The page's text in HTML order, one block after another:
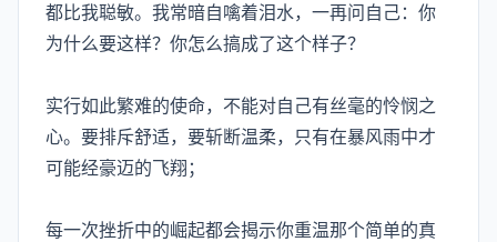
都比我聪敏。我常暗自噙着泪水，一再问自己：你
为什么要这样？你怎么搞成了这个样子？
实行如此繁难的使命，不能对自己有丝毫的怜悯之
心。要排斥舒适，要斩断温柔，只有在暴风雨中才
可能经豪迈的飞翔；
每一次挫折中的崛起都会揭示你重温那个简单的真